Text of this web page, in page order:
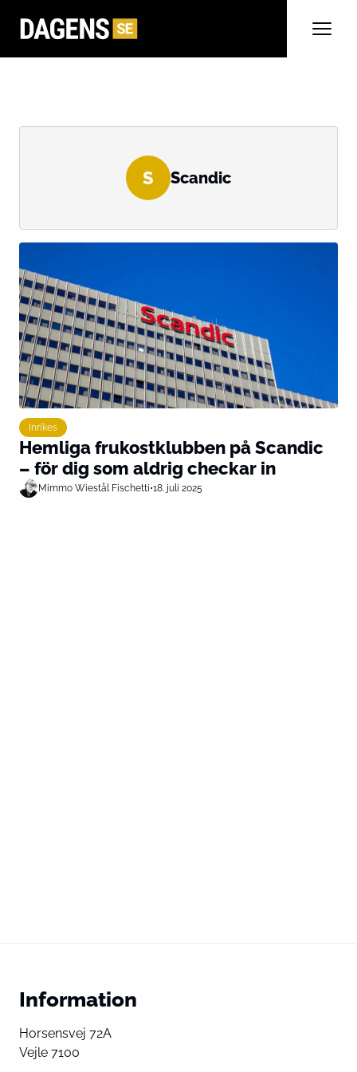
S Scandic
Inrikes
Hemliga frukostklubben på Scandic
– för dig som aldrig checkar in
Mimmo Wiestål Fischetti•18. juli 2025
Information
Horsensvej 72A
Vejle 7100